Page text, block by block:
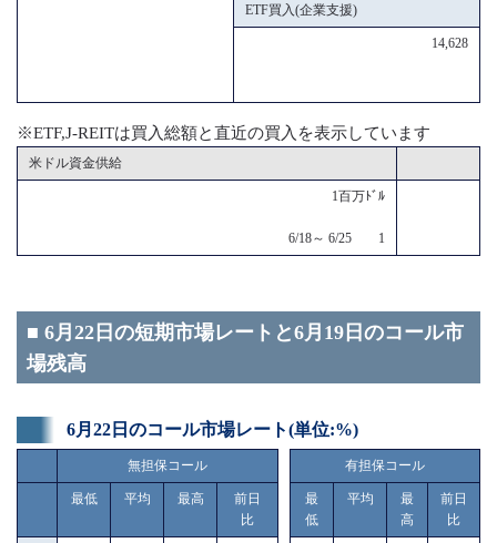
ETF買入(企業支援)
14,628
※ETF,J-REITは買入総額と直近の買入を表示しています
米ドル資金供給
1百万ﾄﾞﾙ
6/18～ 6/25 1
■ 6月22日の短期市場レートと6月19日のコール市
場残高
6月22日のコール市場レート(単位:%)
無担保コール
最低 平均 最高
前日
比
有担保コール
最
低
平均
最
高
前日
比